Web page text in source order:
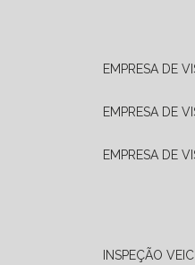
EMPRESA DE
EMPRESA DE
EMPRESA DE
INSPEÇÃO